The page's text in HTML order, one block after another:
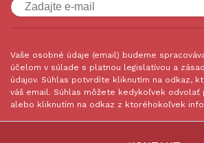
Vaše osobné údaje (email) budeme
účelom v súlade s platnou legislatívou a
údajov. Súhlas potvrdíte kliknutím na odkaz,
váš email. Súhlas môžete kedykoľvek odvolať
alebo kliknutím na odkaz z ktoréhokoľvek